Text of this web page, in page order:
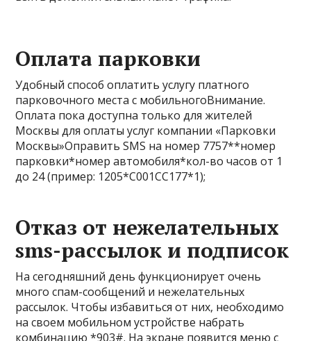
Оплата парковки
Удобный способ оплатить услугу платного
парковочного места с мобильногоВнимание.
Оплата пока доступна только для жителей
Москвы для оплаты услуг компании «Парковки
Москвы»Оправить SMS на номер 7757**номер
парковки*номер автомобиля*кол-во часов от 1
до 24 (пример: 1205*С001СС177*1);
Отказ от нежелательных
sms-рассылок и подписок
На сегодняшний день функционирует очень
много спам-сообщений и нежелательных
рассылок. Чтобы избавиться от них, необходимо
на своем мобильном устройстве набрать
комбинацию *903#. На экране появится меню с